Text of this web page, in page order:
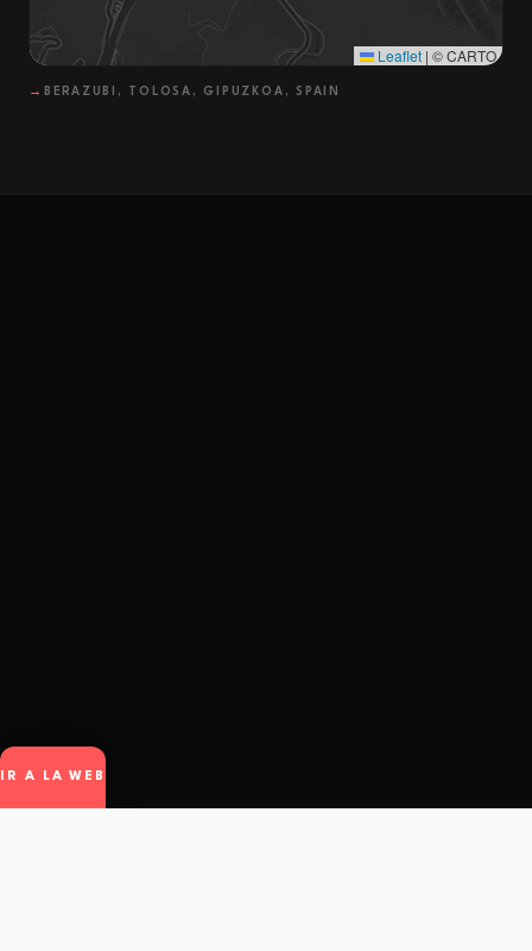
Leaflet | © CARTO
→ BERAZUBI, TOLOSA, GIPUZKOA, SPAIN
IR A LA WEB